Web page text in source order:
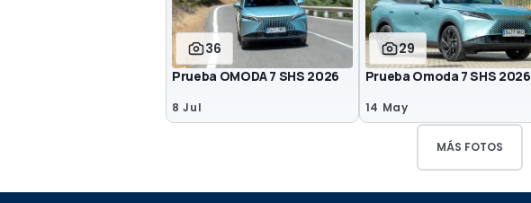
36
Prueba OMODA 7 SHS 2026
8 Jul
29
Prueba Omoda 7 SHS 2026
14 May
MÁS FOTOS